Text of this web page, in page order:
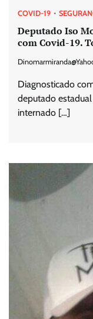
COVID-19
Deputado Iso
com Covid-19.
Diagnosticado
deputado
internado […]